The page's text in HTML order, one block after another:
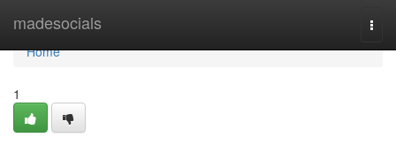
madesocials
Home
Home
1